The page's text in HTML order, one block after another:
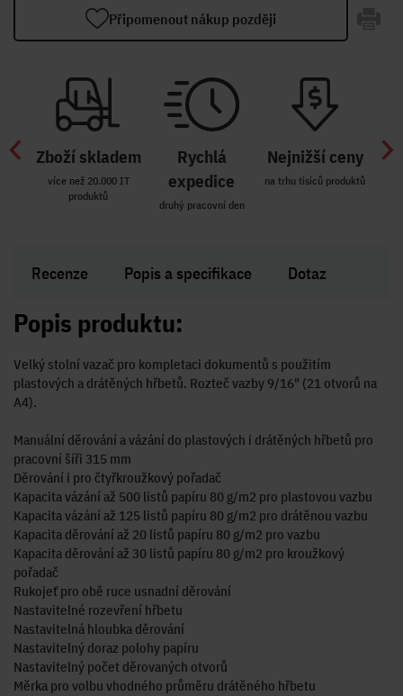
Připomenout nákup později
Zboží skladem
více než 20.000 IT
produktů
Rychlá
expedice
druhý pracovní den
Nejnižší ceny
na trhu tisíců produktů
Recenze Popis a specifikace Dotaz
Popis produktu:
Velký stolní vazač pro kompletaci dokumentů s použitím
plastových a drátěných hřbetů. Rozteč vazby 9/16" (21 otvorů na
A4).
Manuální děrování a vázání do plastových i drátěných hřbetů pro
pracovní šíři 315 mm
Děrování i pro čtyřkroužkový pořadač
Kapacita vázání až 500 listů papíru 80 g/m2 pro plastovou vazbu
Kapacita vázání až 125 listů papíru 80 g/m2 pro drátěnou vazbu
Kapacita děrování až 20 listů papíru 80 g/m2 pro vazbu
Kapacita děrování až 30 listů papíru 80 g/m2 pro kroužkový
pořadač
Rukojeť pro obě ruce usnadní děrování
Nastavitelné rozevření hřbetu
Nastavitelná hloubka děrování
Nastavitelný doraz polohy papíru
Nastavitelný počet děrovaných otvorů
Měrka pro volbu vhodného průměru drátěného hřbetu